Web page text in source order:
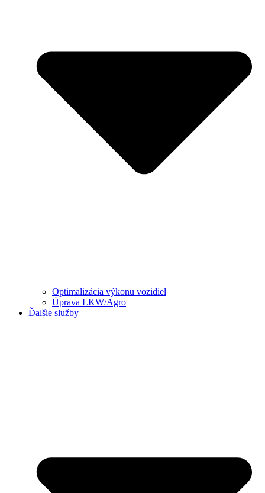
Optimalizácia výkonu vozidiel
Úprava LKW/Agro
Ďalšie služby